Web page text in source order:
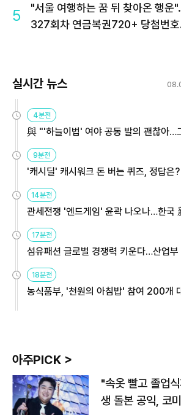
5
"서울 여행하는 꿈 뒤 찾아온 행운
327회차 연금복권720+ 당첨번호
실시간 뉴스
4분전
與 "'하늘이법' 여야 공동 발의 괜찮아…
9분전
'캐시딜' 캐시워크 돈 버는 퀴즈, 정답은?
14분전
관세전쟁 '엔드게임' 윤곽 나오나…한국
용해야
17분전
섬유패션 글로벌 경쟁력 키운다…산업
원
18분전
농식품부, '천원의 아침밥' 참여 200개
아주PICK >
"속옷 빨고 졸업
생 돌본 공익, 코